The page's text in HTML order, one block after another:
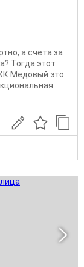
а счета за
Тогда этот
Медовый это